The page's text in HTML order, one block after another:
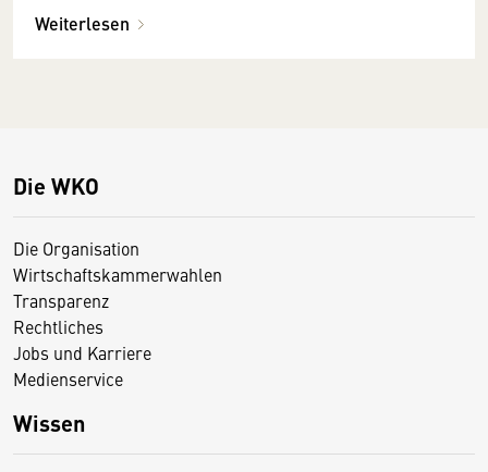
Weiterlesen
Die WKO
Die Organisation
Wirtschaftskammerwahlen
Transparenz
Rechtliches
Jobs und Karriere
Medienservice
Wissen